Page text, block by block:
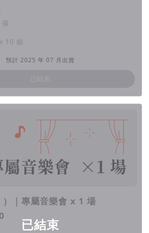
10 組
預計 2025 年 07 月出貨
已結束
｜專屬音樂會 x 1 場